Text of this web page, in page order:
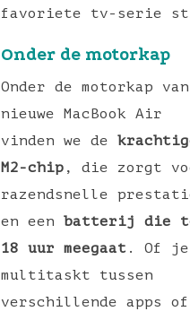
favoriete tv-serie
Onder de motorkap
Onder de motorkap
nieuwe MacBook Air
vinden we de
M2-chip , die zorgt
razendsnelle
en een batterij die
18 uur meegaat . Of je
multitaskt tussen
verschillende apps